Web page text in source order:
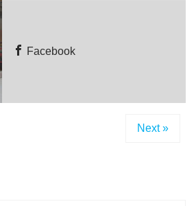
Facebook
Next »